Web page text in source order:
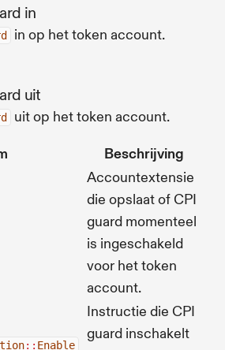
in
in op het token account.
uit
uit op het token account.
Beschrijving
Accountextensie
die opslaat of CPI
guard momenteel
is ingeschakeld
voor het token
account.
:: Enable
Instructie die CPI
guard inschakelt